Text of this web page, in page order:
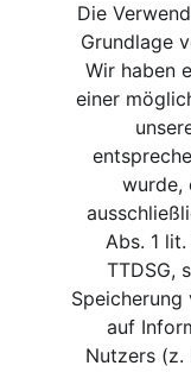
Die
Grundlage
Wir haben
einer
wurde,
Abs. 1
TTDSG,
auf
Nutzers (z.